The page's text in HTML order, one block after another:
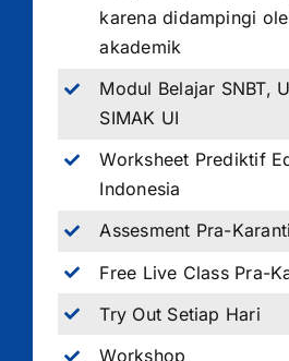
karena didampingi
akademik
Modul Belajar SNBT,
SIMAK UI
Worksheet Prediktif
Indonesia
Assesment Pra-
Free Live Class Pra-
Try Out Setiap Hari
Workshop